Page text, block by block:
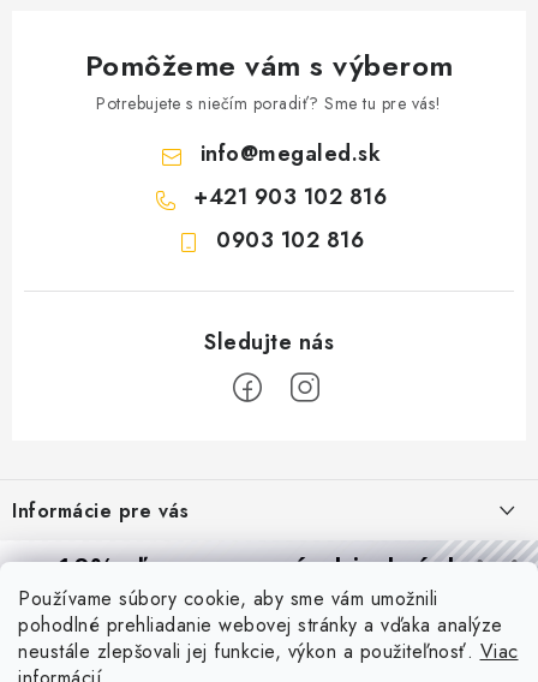
Používame súbory cookie, aby sme vám umožnili
pohodlné prehliadanie webovej stránky a vďaka analýze
neustále zlepšovali jej funkcie, výkon a použiteľnosť. Viac
Pomôžeme vám s výberom
Potrebujete s niečím poradiť? Sme tu pre vás!
info@megaled.sk
+421 903 102 816
0903 102 816
p
ä
Informácie pre vás
Reklamácie a formulár na odstúpenie od zmluvy
Obchodné podmienky
Podmienky ochrany osobných údajov
Blog
10% zľavana prvú objednávku
Prihláste sa azískajtezľavu aj praktické tipy,vďaka ktorým
budete svietiť lepšie a platiť menej.